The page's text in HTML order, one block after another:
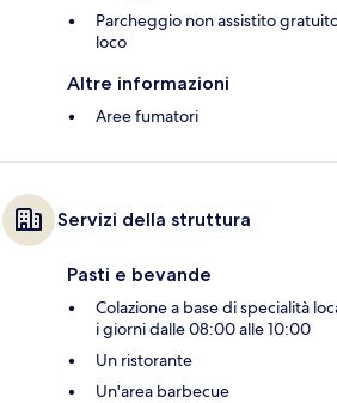
Parcheggio non assistito
loco
Altre informazioni
Aree fumatori
Servizi della struttura
Pasti e bevande
Colazione a base di specialità
i giorni dalle 08:00 alle 10:00
Un ristorante
Un'area barbecue